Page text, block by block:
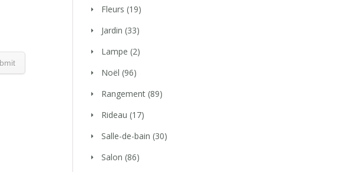
Fleurs (19)
Jardin (33)
Lampe (2)
Noël (96)
Rangement (89)
Rideau (17)
Salle-de-bain (30)
Salon (86)